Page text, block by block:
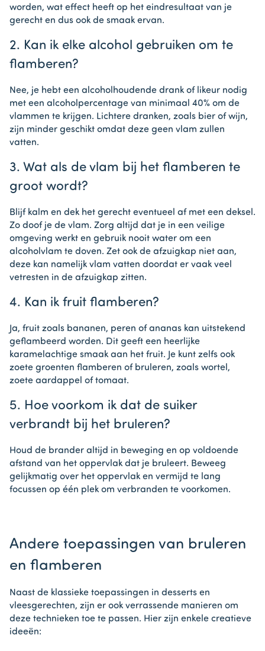
worden, wat effect heeft op het eindresultaat van je
gerecht en dus ook de smaak ervan.
2. Kan ik elke alcohol gebruiken om te
flamberen?
Nee, je hebt een alcoholhoudende drank of likeur nodig
met een alcoholpercentage van minimaal 40% om de
vlammen te krijgen. Lichtere dranken, zoals bier of wijn,
zijn minder geschikt omdat deze geen vlam zullen
vatten.
3. Wat als de vlam bij het flamberen te
groot wordt?
Blijf kalm en dek het gerecht eventueel af met een deksel.
Zo doof je de vlam. Zorg altijd dat je in een veilige
omgeving werkt en gebruik nooit water om een
alcoholvlam te doven. Zet ook de afzuigkap niet aan,
deze kan namelijk vlam vatten doordat er vaak veel
vetresten in de afzuigkap zitten.
4. Kan ik fruit flamberen?
Ja, fruit zoals bananen, peren of ananas kan uitstekend
geflambeerd worden. Dit geeft een heerlijke
karamelachtige smaak aan het fruit. Je kunt zelfs ook
zoete groenten flamberen of bruleren, zoals wortel,
zoete aardappel of tomaat.
5. Hoe voorkom ik dat de suiker
verbrandt bij het bruleren?
Houd de brander altijd in beweging en op voldoende
afstand van het oppervlak dat je bruleert. Beweeg
gelijkmatig over het oppervlak en vermijd te lang
focussen op één plek om verbranden te voorkomen.
Andere toepassingen van bruleren
en flamberen
Naast de klassieke toepassingen in desserts en
vleesgerechten, zijn er ook verrassende manieren om
deze technieken toe te passen. Hier zijn enkele creatieve
ideeën: